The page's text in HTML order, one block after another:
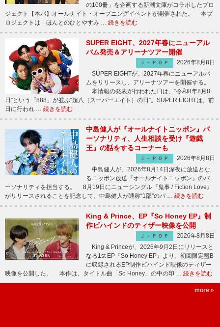
の100冊」を企画する新潮文庫がコラボしたプロ
ジェクト【本パ】オールナイト・オープニングイベントが開催された。 本プ
ロジェクトは「ほんとのひとやすみ … 続きを読む
SUPER EIGHT、2027年春にニューアル
バム発売＆アリーナツアー開催
Ｊ－ＰＯＰ
2026年8月8日
SUPER EIGHTが、2027年春にニューアルバ
ムをリリースし、アリーナツアーを開催する。
本情報の発表が行われた日は、“令和8年8月8
日”という「888」が並ぶ“超八（スーパーエイト）の日”。SUPER EIGHTは、前
日に行われ … 続きを読む
中島健人が『オールナイトニッポン』パ
ーソナリティ、人生相談を受け『遊戯
王』の話をするコーナーも
Ｊ－ＰＯＰ
2026年8月8日
中島健人が、2026年8月14日深夜に放送とな
るニッポン放送『オールナイトニッポン』のパ
ーソナリティを担当する。 8月19日にニューシングル『鬼事 / Fiction Love』
がリリースされることを記念して、中島健人が通称“1部”のパ … 続きを読む
King & Prince、EP『So Honey EP』制
作ビハインドのティザー映像を公開
Ｊ－ＰＯＰ
2026年8月8日
King & Princeが、2026年9月2日にリリースと
なる1st EP『So Honey EP』より、初回限定盤B
に収録されるEP制作ビハインド映像のティザー
映像を公開した。 本作は、タイトル曲「So Honey」の中の印 … 続きを読む
more »